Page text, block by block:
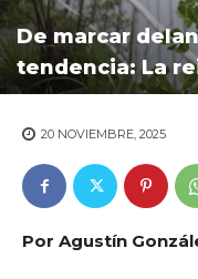
De marcar
tendencia: La
20 NOVIEMBRE, 2025
Por Agustín